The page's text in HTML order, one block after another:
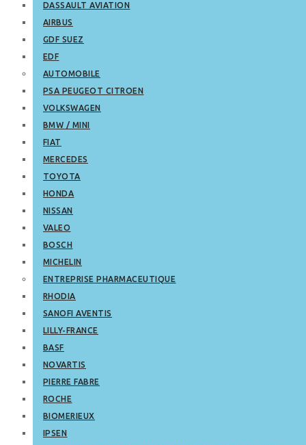
DASSAULT AVIATION
AIRBUS
GDF SUEZ
EDF
AUTOMOBILE
PSA PEUGEOT CITROEN
VOLKSWAGEN
BMW / MINI
FIAT
MERCEDES
TOYOTA
HONDA
NISSAN
VALEO
BOSCH
MICHELIN
ENTREPRISE PHARMACEUTIQUE
RHODIA
SANOFI AVENTIS
LILLY-FRANCE
BASF
NOVARTIS
PIERRE FABRE
ROCHE
BIOMERIEUX
IPSEN